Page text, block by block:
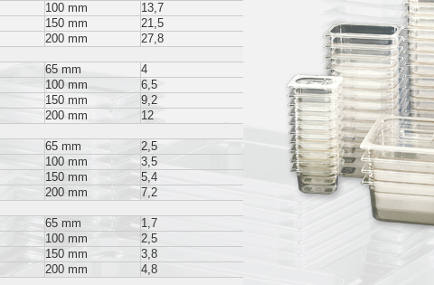
100 mm
13,7
150 mm
21,5
200 mm 27,8
65 mm
4
100 mm
6,5
150 mm
9,2
200 mm 12
65 mm
2,5
100 mm
3,5
150 mm
5,4
200 mm 7,2
65 mm
1,7
100 mm
2,5
150 mm
3,8
200 mm 4,8